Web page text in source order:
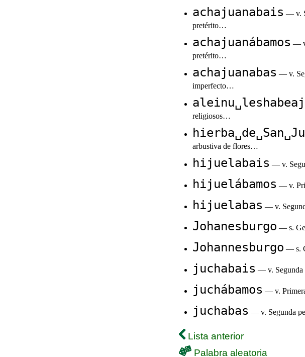
achajuanabais — v.
pretérito…
achajuanábamos —
pretérito…
achajuanabas — v.
imperfecto…
aleinu␣leshabeaj
religiosos…
arbustiva de flores…
hijuelabais — v.
hijuelábamos — v.
hijuelabas — v.
Johanesburgo — s.
Johannesburgo — s.
juchabais — v. Segunda
juchábamos — v.
juchabas — v. Segunda
Lista anterior
Palabra aleatoria